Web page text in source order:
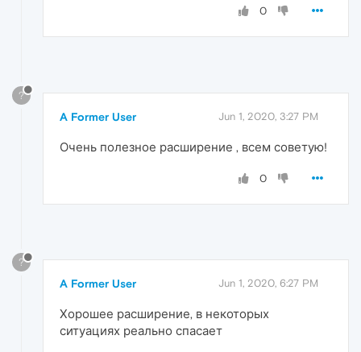
0
?
A Former User Jun 1, 2020, 3:27 PM
Очень полезное расширение , всем советую!
0
?
A Former User Jun 1, 2020, 6:27 PM
Хорошее расширение, в некоторых
ситуациях реально спасает